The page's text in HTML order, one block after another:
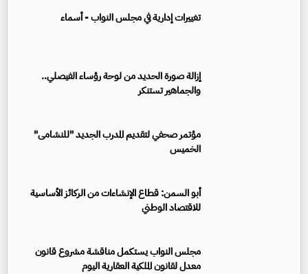
تغييرات إدارية في مجلس النواب - أسماء
إزالة صورة الحديد من لوحة رؤساء الفيصلي..
والجماهير تستنكر
مؤتمر صحفي لتقديم المدرب الجديد "للنشامى"
الخميس
أبو السمن: قطاع الإنشاءات من الركائز الأساسية
للاقتصاد الوطني
مجلس النواب يستكمل مناقشة مشروع قانون
معدل لقانون الملكية العقارية اليوم